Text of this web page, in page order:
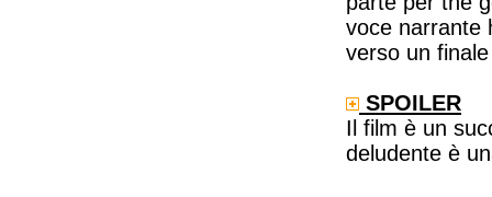
voce narrante
verso un
SPOILER
Il film è un
deludente è